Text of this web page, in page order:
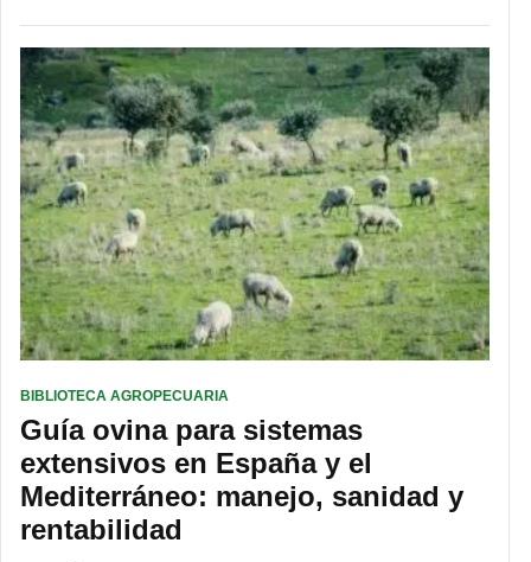
BIBLIOTECA AGROPECUARIA
Guía ovina para sistemas
extensivos en España y el
Mediterráneo: manejo, sanidad y
rentabilidad